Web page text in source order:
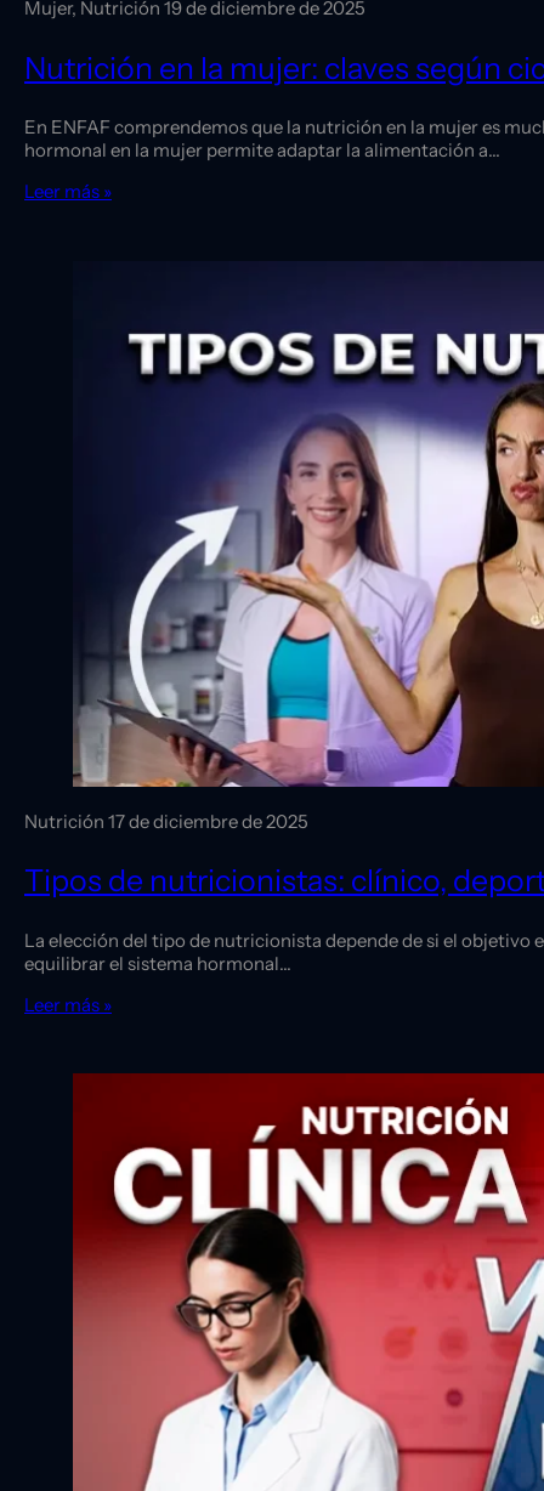
Mujer, Nutrición 19 de diciembre de 2025
Nutrición en la mujer: claves según
En ENFAF comprendemos que la nutrición en la mujer es
hormonal en la mujer permite adaptar la alimentación a…
Leer más »
Nutrición 17 de diciembre de 2025
Tipos de nutricionistas: clínico,
La elección del tipo de nutricionista depende de si el
equilibrar el sistema hormonal…
Leer más »